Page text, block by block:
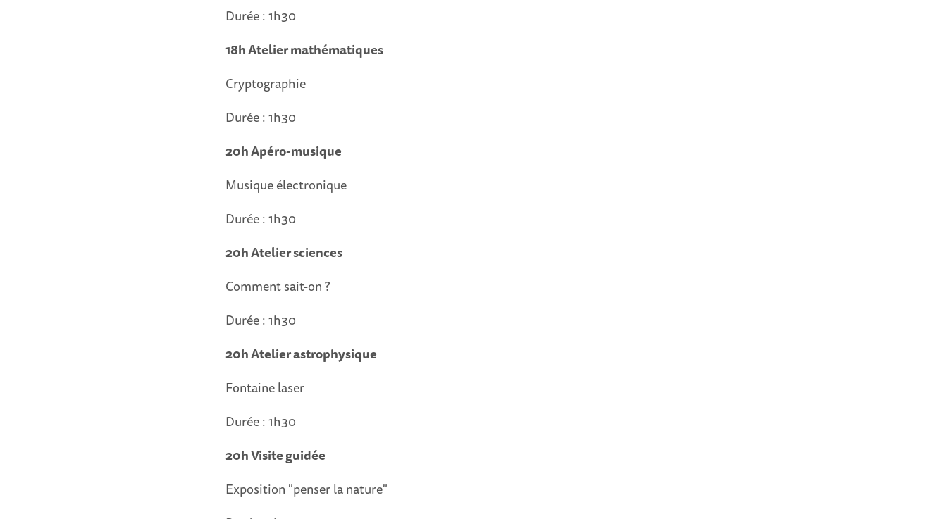
Durée : 1h30
18h Atelier mathématiques
Cryptographie
Durée : 1h30
20h Apéro-musique
Musique électronique
Durée : 1h30
20h Atelier sciences
Comment sait-on ?
Durée : 1h30
20h Atelier astrophysique
Fontaine laser
Durée : 1h30
20h Visite guidée
Exposition "penser la nature"